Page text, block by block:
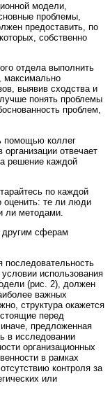
модели,
проблемы,
предоставить, по
собственно
отдела выполнить
максимально
выявив сходства и
понять проблемы
проблем,
помощью коллег
отвечает
решение каждой
по каждой
оценить: те ли люди
ли методами.
другим сферам
последовательность
использования
(рис. 2), должен
важных
структура окажется
перед
предложенная
в исследовании
организационных
в рамках
контроля за
или